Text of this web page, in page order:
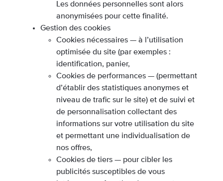
Les données personnelles sont alors
anonymisées pour cette finalité.
Gestion des cookies
Cookies nécessaires — à l’utilisation
optimisée du site (par exemples :
identification, panier,
Cookies de performances — (permettant
d’établir des statistiques anonymes et
niveau de trafic sur le site) et de suivi et
de personnalisation collectant des
informations sur votre utilisation du site
et permettant une individualisation de
nos offres,
Cookies de tiers — pour cibler les
publicités susceptibles de vous